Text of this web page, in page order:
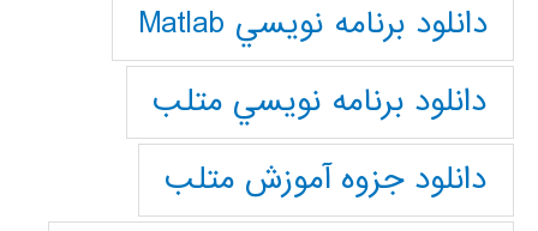
دانلود برنامه نويسي Matlab
دانلود برنامه نويسي متلب
دانلود جزوه آموزش متلب